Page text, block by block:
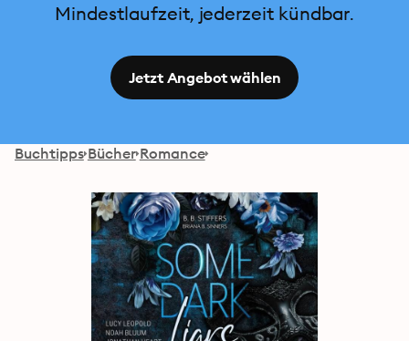
Mindestlaufzeit, jederzeit kündbar.
Jetzt Angebot wählen
Buchtipps Bücher Romance